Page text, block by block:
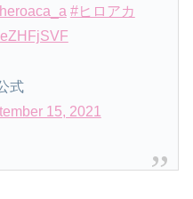
#ヒロアカ
式
15, 2021